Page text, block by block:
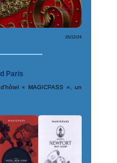
25/12/24
Paris
« MAGICPASS », un